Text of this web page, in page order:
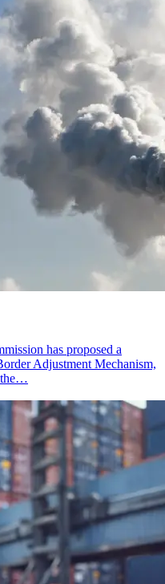
has proposed a
Adjustment Mechanism,
the…